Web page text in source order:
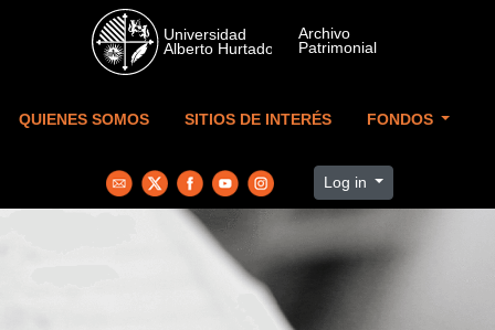
Skip to main content
QUIENES SOMOS SITIOS DE INTERÉS FONDOS
Log in